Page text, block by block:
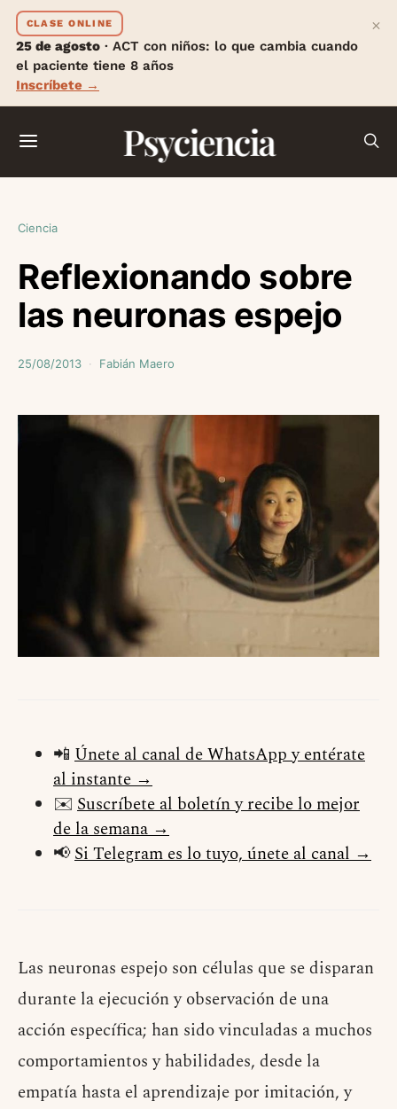
CLASE ONLINE
25 de agosto · ACT con niños: lo que cambia cuando
el paciente tiene 8 años
Inscríbete →
×
Psyciencia
Ciencia
Reflexionando sobre
las neuronas espejo
25/08/2013 Fabián Maero
📲 Únete al canal de WhatsApp y entérate
al instante →
✉️ Suscríbete al boletín y recibe lo mejor
de la semana →
📢Si Telegram es lo tuyo, únete al canal →
Las neuronas espejo son células que se disparan
durante la ejecución y observación de una
acción específica; han sido vinculadas a muchos
comportamientos y habilidades, desde la
empatía hasta el aprendizaje por imitación, y